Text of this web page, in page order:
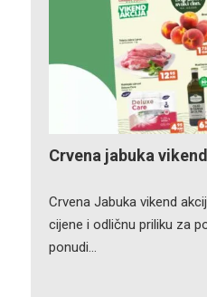
Crvena jabuka
Crvena Jabuka vikend
cijene i odličnu priliku za
ponudi…